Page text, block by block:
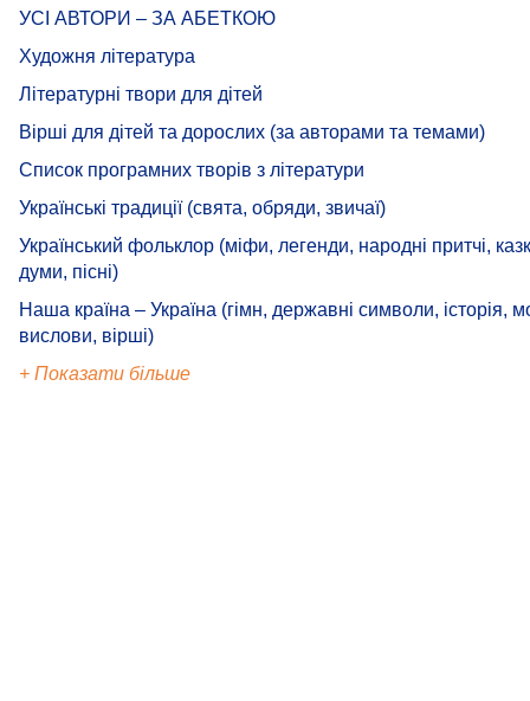
УСІ АВТОРИ – ЗА АБЕТКОЮ
Художня література
Літературні твори для дітей
Вірші для дітей та дорослих (за авторами та темами)
Список програмних творів з літератури
Українські традиції (свята, обряди, звичаї)
Український фольклор (міфи, легенди, народні притчі,
думи, пісні)
Наша країна – Україна (гімн, державні символи, історія,
вислови, вірші)
+ Показати більше